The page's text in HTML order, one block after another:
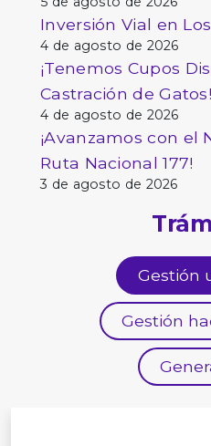
Inversión Vial en
4 de agosto de 2026
¡Tenemos Cupos
Castración de Gatos!
4 de agosto de 2026
¡Avanzamos con el
Ruta Nacional 177!
3 de agosto de 2026
Gestión
Gestión